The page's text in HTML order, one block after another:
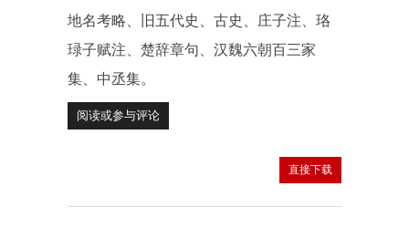
地名考略、旧五代史、古史、庄子注、珞
琭子赋注、楚辞章句、汉魏六朝百三家
集、中丞集。
阅读或参与评论
直接下载